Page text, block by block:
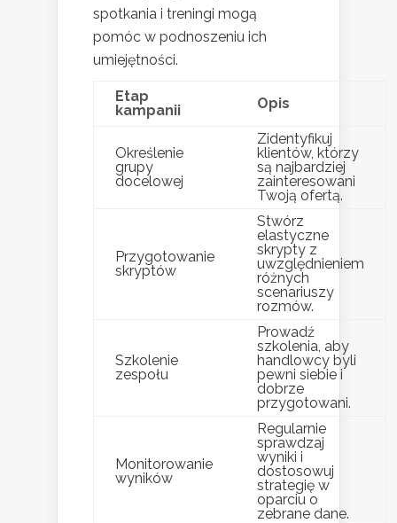
spotkania i treningi mogą
pomóc w podnoszeniu ich
umiejętności.
Etap
kampanii
Opis
Określenie
grupy
docelowej
Zidentyfikuj
klientów, którzy
są najbardziej
zainteresowani
Twoją ofertą.
Przygotowanie
skryptów
Stwórz
elastyczne
skrypty z
uwzględnieniem
różnych
scenariuszy
rozmów.
Szkolenie
zespołu
Prowadź
szkolenia, aby
handlowcy byli
pewni siebie i
dobrze
przygotowani.
Monitorowanie
wyników
Regularnie
sprawdzaj
wyniki i
dostosowuj
strategię w
oparciu o
zebrane dane.